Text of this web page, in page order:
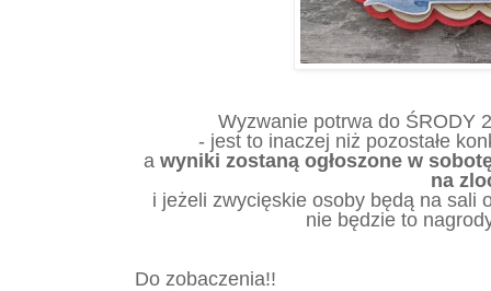
Wyzwanie potrwa do ŚRODY
- jest to inaczej niż pozostałe
awyniki zostaną ogłoszone w
na
i jeżeli zwycięskie osoby będą na sali
nie będzie to
Do zobaczenia!!